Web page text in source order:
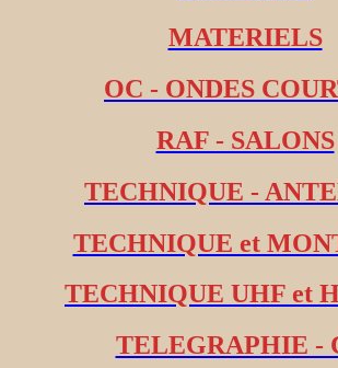
MATERIELS
OC - ONDES
RAF - SALONS
TECHNIQUE -
TECHNIQUE et
TECHNIQUE UHF et
TELEGRAPHIE -